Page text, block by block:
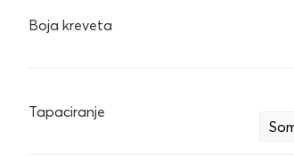
Boja kreveta
Tapaciranje